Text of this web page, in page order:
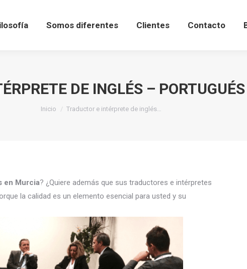
Somos diferentes Clientes Contacto
DE INGLÉS –
Estás aquí:
Inicio Traductor e intérprete de inglés…
en Murcia? ¿Quiere además que sus traductores e intérpretes
la calidad es un elemento esencial para usted y su